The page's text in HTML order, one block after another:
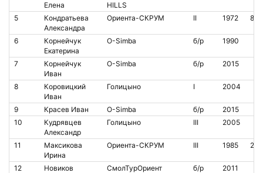
Елена
HILLS
5
Кондратьева
Александра
Ориента-СКРУМ II 1972
6
Корнейчук
Екатерина
O-Simba б/р 1990
7
Корнейчук
Иван
O-Simba б/р 2015
8
Коровицкий
Иван
Голицыно I 2004
9 Красев Иван O-Simba б/р
2015
10
Кудрявцев
Александр
Голицыно III 2005
11
Максикова
Ирина
Ориента-СКРУМ III 1985
12
Новиков
СмолТурОриент б/р 2011